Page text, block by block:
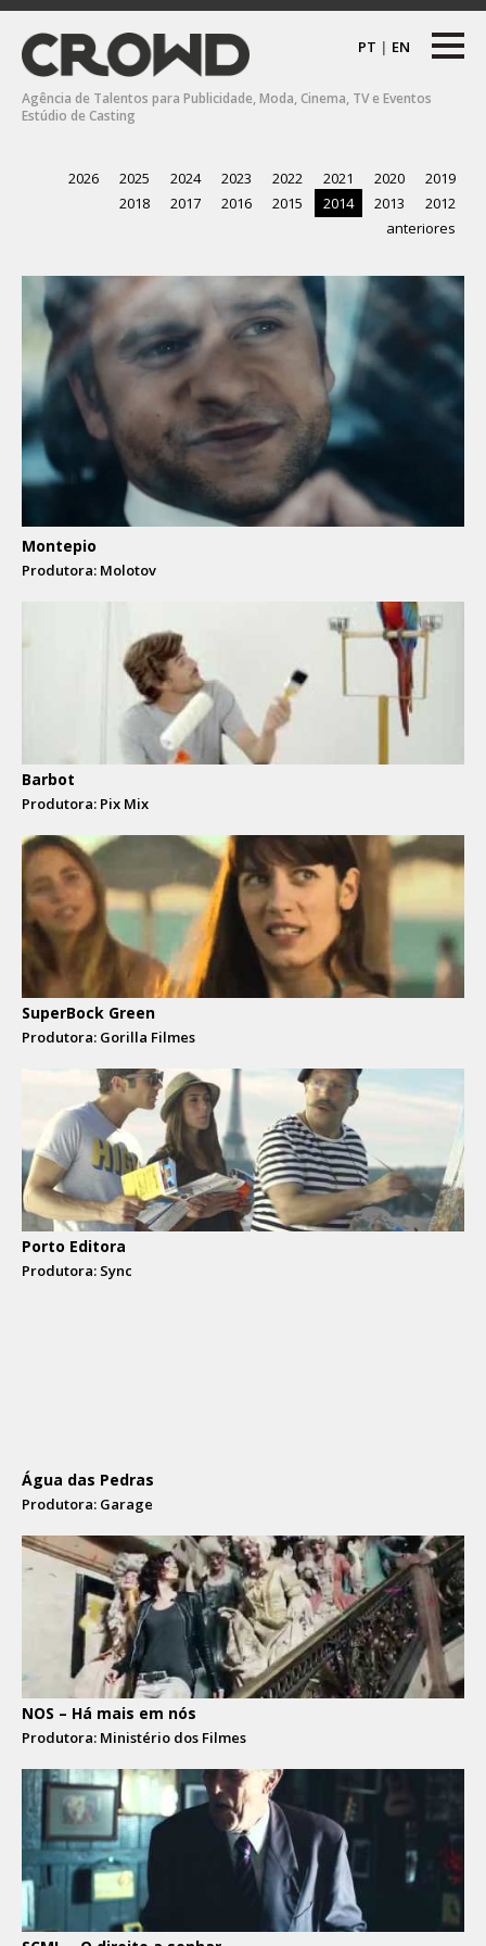
PT | EN
Agência de Talentos para Publicidade, Moda, Cinema, TV e Eventos
Estúdio de Casting
2026 2025 2024 2023 2022 2021 2020
2019
2018
2017 2016 2015 2014 2013
2012
anteriores
Montepio
Produtora: Molotov
Barbot
Produtora: Pix Mix
SuperBock Green
Produtora: Gorilla Filmes
Porto Editora
Produtora: Sync
Água das Pedras
Produtora: Garage
NOS – Há mais em nós
Produtora: Ministério dos Filmes